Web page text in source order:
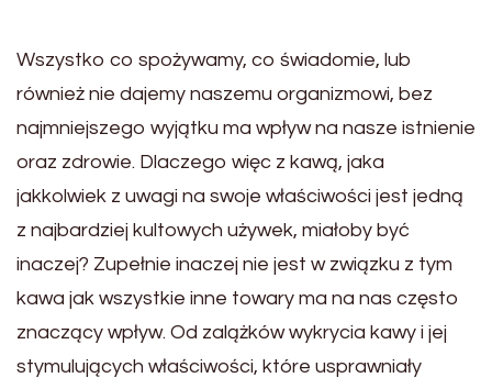
Wszystko co spożywamy, co świadomie, lub
również nie dajemy naszemu organizmowi, bez
najmniejszego wyjątku ma wpływ na nasze istnienie
oraz zdrowie. Dlaczego więc z kawą, jaka
jakkolwiek z uwagi na swoje właściwości jest jedną
z najbardziej kultowych używek, miałoby być
inaczej? Zupełnie inaczej nie jest w związku z tym
kawa jak wszystkie inne towary ma na nas często
znaczący wpływ. Od zalążków wykrycia kawy i jej
stymulujących właściwości, które usprawniały